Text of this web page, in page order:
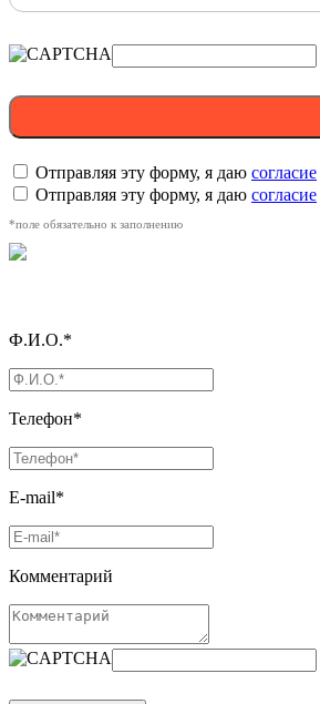
Отправляя эту форму, я даю согласие
Отправляя эту форму, я даю согласие
*поле обязательно к заполнению
Ф.И.О.*
Телефон*
E-mail*
Комментарий